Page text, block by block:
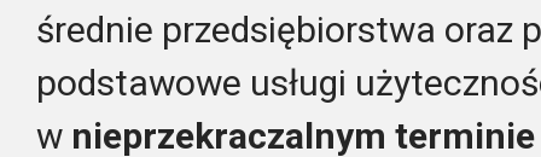
średnie przedsiębiorstwa oraz
podstawowe usługi
w nieprzekraczalnym